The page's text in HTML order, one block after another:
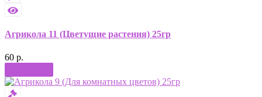
Агрикола 11 (Цветущие растения) 25гр
60 р.